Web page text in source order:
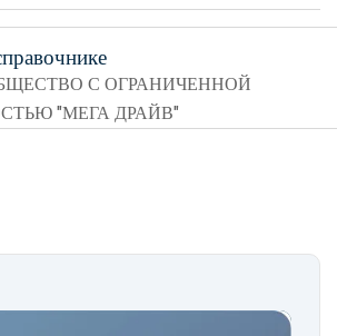
С ОГРАНИЧЕННОЙ
"МЕГА ДРАЙВ"